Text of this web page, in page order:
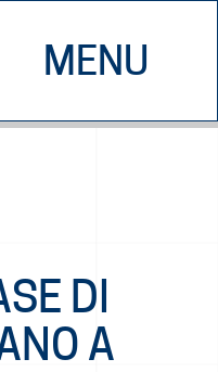
MENU
CHI SIAMO
DI
A